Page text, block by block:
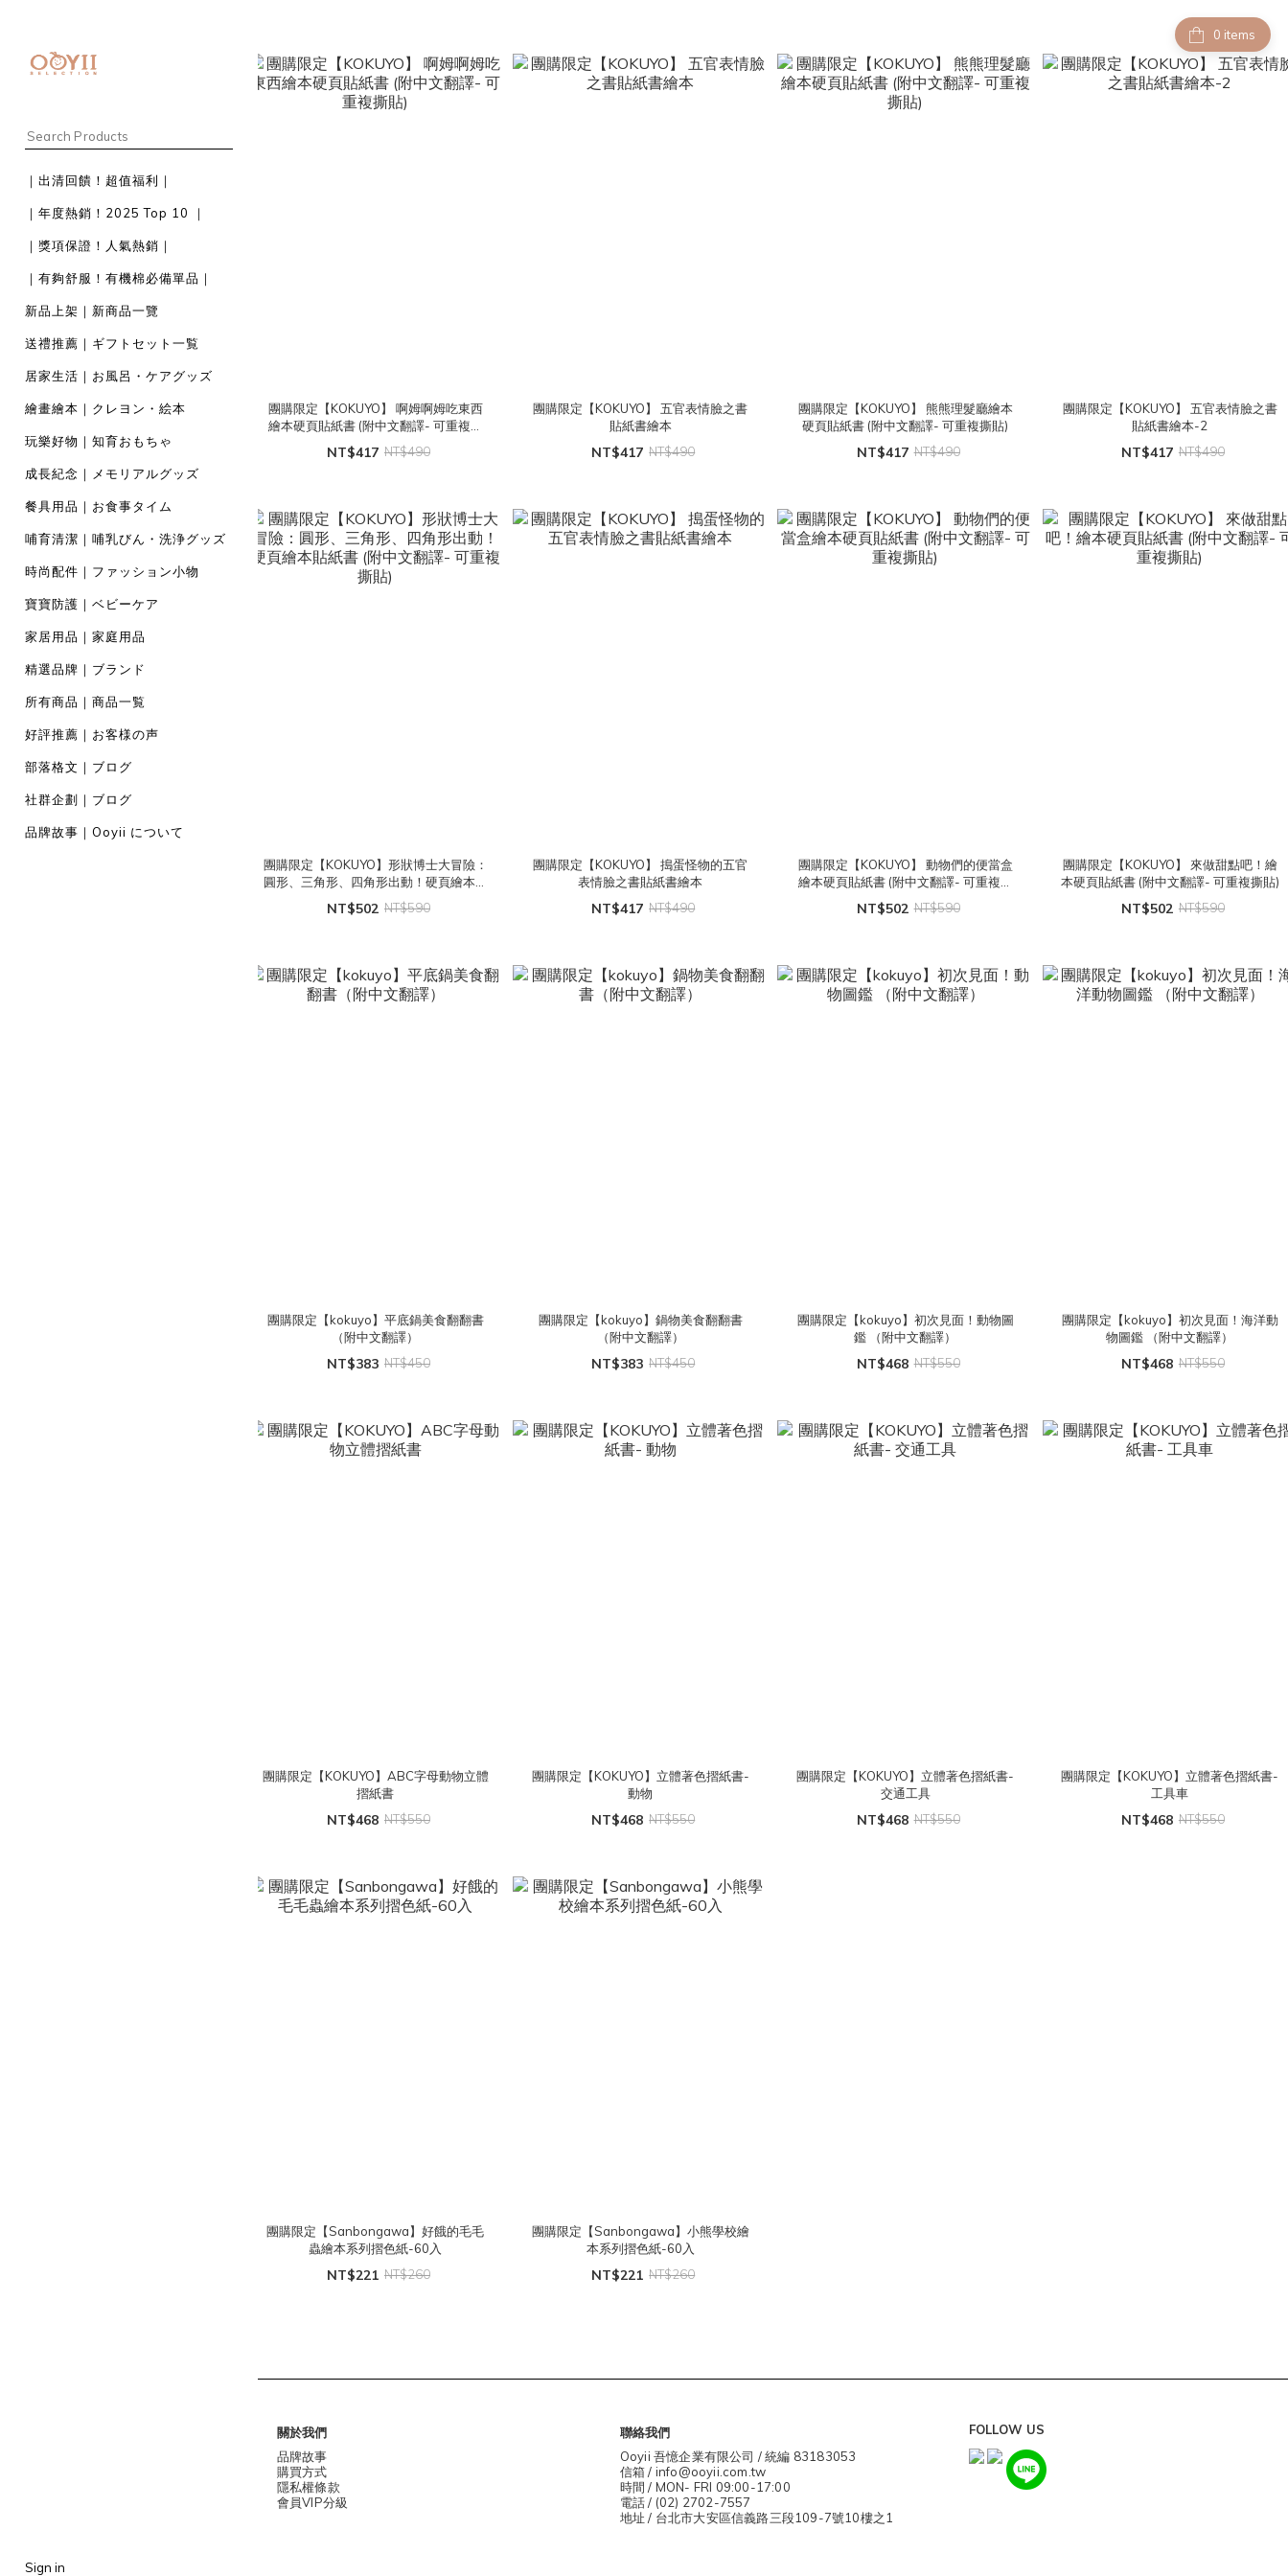
｜出清回饋！超值福利｜
｜年度熱銷！2025 Top 10 ｜
｜獎項保證！人氣熱銷｜
｜有夠舒服！有機棉必備單品｜
新品上架｜新商品一覽
送禮推薦｜ギフトセット一覧
居家生活｜お風呂・ケアグッズ
繪畫繪本｜クレヨン・絵本
玩樂好物｜知育おもちゃ
成長紀念｜メモリアルグッズ
餐具用品｜お食事タイム
哺育清潔｜哺乳びん・洗浄グッズ
時尚配件｜ファッション小物
寶寶防護｜ベビーケア
家居用品｜家庭用品
精選品牌｜ブランド
所有商品｜商品一覧
好評推薦｜お客様の声
部落格文｜ブログ
社群企劃｜ブログ
品牌故事｜Ooyii について
Sign in
items
團購限定【KOKUYO】 啊姆啊姆吃東西
繪本硬頁貼紙書 (附中文翻譯- 可重複撕
NT$417 NT$490
團購限定【KOKUYO】 五官表情臉之書
貼紙書繪本
NT$417 NT$490
團購限定【KOKUYO】 熊熊理髮廳繪本
硬頁貼紙書 (附中文翻譯- 可重複撕貼)
NT$417 NT$490
團購限定【KOKUYO】 五官表情臉之書
貼紙書繪本-2
NT$417 NT$490
團購限定【KOKUYO】形狀博士大冒險：
圓形、三角形、四角形出動！硬頁繪本貼
紙書 (附中文翻譯- 可重複撕貼)
NT$502 NT$590
團購限定【KOKUYO】 搗蛋怪物的五官
表情臉之書貼紙書繪本
NT$417 NT$490
團購限定【KOKUYO】 動物們的便當盒
繪本硬頁貼紙書 (附中文翻譯- 可重複撕
NT$502 NT$590
團購限定【KOKUYO】 來做甜點吧！繪
本硬頁貼紙書 (附中文翻譯- 可重複撕貼)
NT$502 NT$590
團購限定【kokuyo】平底鍋美食翻翻書
（附中文翻譯）
NT$383 NT$450
團購限定【kokuyo】鍋物美食翻翻書
（附中文翻譯）
NT$383 NT$450
團購限定【kokuyo】初次見面！動物圖
鑑 （附中文翻譯）
NT$468 NT$550
團購限定【kokuyo】初次見面！海洋動
物圖鑑 （附中文翻譯）
NT$468 NT$550
團購限定【KOKUYO】ABC字母動物立體
摺紙書
NT$468 NT$550
團購限定【KOKUYO】立體著色摺紙書-
動物
NT$468 NT$550
團購限定【KOKUYO】立體著色摺紙書-
交通工具
NT$468 NT$550
團購限定【KOKUYO】立體著色摺紙書-
工具車
NT$468 NT$550
團購限定【Sanbongawa】好餓的毛毛
蟲繪本系列摺色紙-60入
NT$221 NT$260
團購限定【Sanbongawa】小熊學校繪
本系列摺色紙-60入
NT$221 NT$260
關於我們
品牌故事
購買方式
隱私權條款
會員VIP分級
聯絡我們
Ooyii 吾憶企業有限公司 / 統編 83183053
信箱 / info@ooyii.com.tw
時間 / MON- FRI 09:00-17:00
電話 / (02) 2702-7557
地址 / 台北市大安區信義路三段109-7號10樓之1
FOLLOW US